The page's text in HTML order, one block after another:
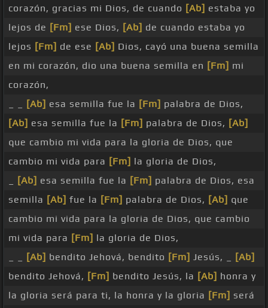
corazón, gracias mi Dios, de cuando [Ab] estaba yo
lejos de [Fm] ese Dios, [Ab] de cuando estaba yo
lejos [Fm] de ese [Ab] Dios, cayó una buena semilla
en mi corazón, dio una buena semilla en [Fm] mi
corazón,
[Ab] esa semilla fue la [Fm] palabra de Dios,
[Ab] esa semilla fue la [Fm] palabra de Dios, [Ab]
que cambio mi vida para la gloria de Dios, que
cambio mi vida para [Fm] la gloria de Dios,
[Ab] esa semilla fue la [Fm] palabra de Dios, esa
semilla [Ab] fue la [Fm] palabra de Dios, [Ab] que
cambio mi vida para la gloria de Dios, que cambio
mi vida para [Fm] la gloria de Dios,
[Ab] bendito Jehová, bendito [Fm] Jesús, _
[Ab]
bendito Jehová, [Fm] bendito Jesús, la [Ab] honra y
la gloria será para ti, la honra y la gloria [Fm] será